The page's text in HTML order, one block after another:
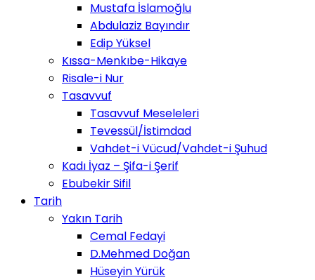
Mustafa İslamoğlu
Abdulaziz Bayındır
Edip Yüksel
Kıssa-Menkıbe-Hikaye
Risale-i Nur
Tasavvuf
Tasavvuf Meseleleri
Tevessül/İstimdad
Vahdet-i Vücud/Vahdet-i Şuhud
Kadı İyaz – Şifa-i Şerif
Ebubekir Sifil
Tarih
Yakın Tarih
Cemal Fedayi
D.Mehmed Doğan
Hüseyin Yürük